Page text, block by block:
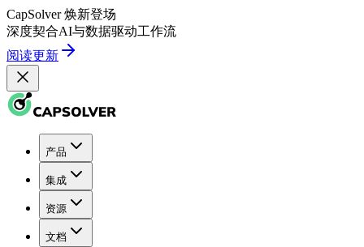
CapSolver 焕新登场
深度契合AI与数据驱动工作流
阅读更新
产品
集成
资源
文档